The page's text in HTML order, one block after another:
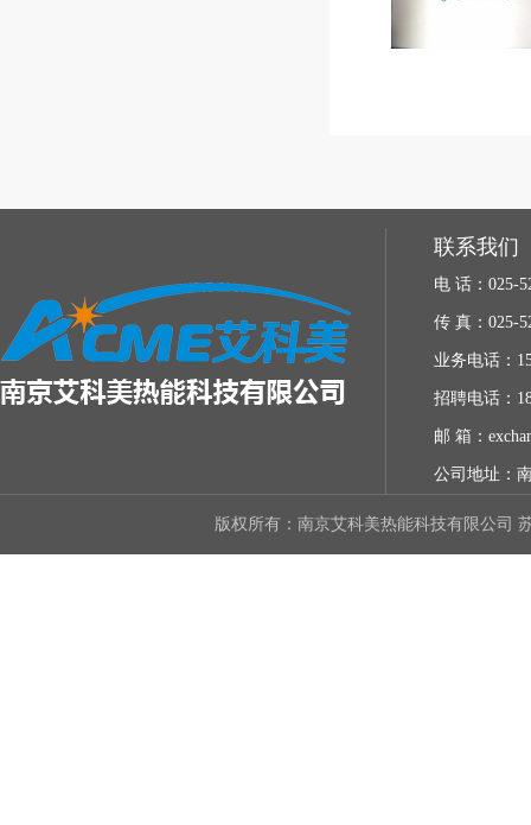
联系我们
电 话：025-
传 真：025-
业务电话：
招聘电话：
邮 箱：
公司地址：
版权所有：南京艾科美热能科技有限公司